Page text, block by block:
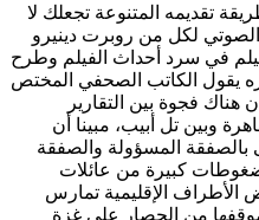
ولكن طريقة تقديمه المتنوعة تجعلك لا
لكل من روبرت دينيرو
في سرد أحداث الفيلم وطرح
يقول الكاتب الصحفي المختص
هناك فجوة بين التقارير
وبين تل أبيب، مبينا أن
بالصفقة المسؤولة والصفقة
كبيرة من عائلات
الأطراف الإقليمية تمارس
من الحصار على غزة